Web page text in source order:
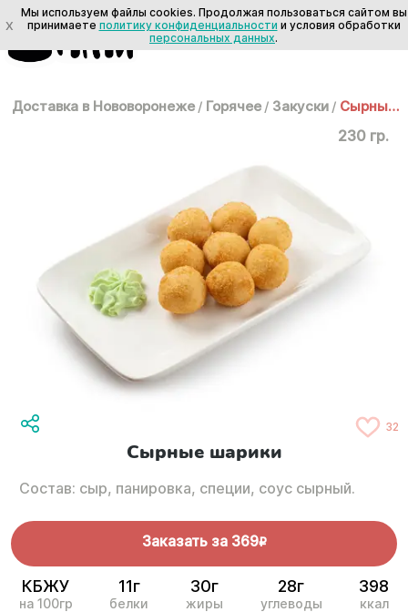
Доставка в Нововоронеже / Горячее / Закуски / Сырные шарики
230 гр.
32
Сырные шарики
Состав: сыр, панировка, специи, соус сырный.
Заказать за 369R
КБЖУ
на 100гр
11г
белки
30г
жиры
28г
углеводы
398
ккал
X
Мы используем файлы cookies. Продолжая пользоваться сайтом вы
принимаете политику конфиденциальности и условия обработки
персональных данных.